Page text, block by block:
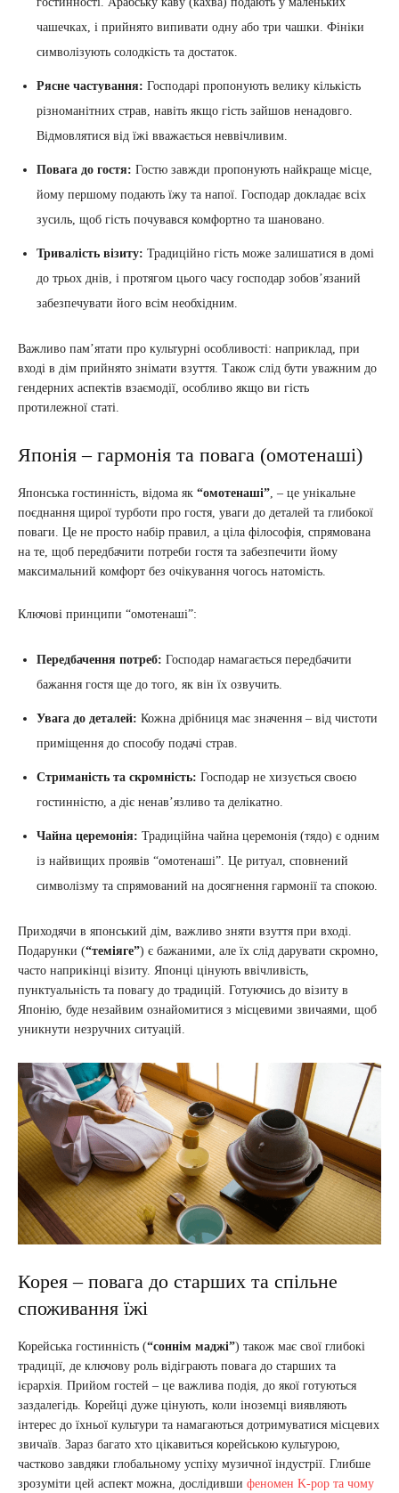
чашечках, і прийнято випивати одну або три чашки. Фініки
символізують солодкість та достаток.
Рясне частування: Господарі пропонують велику кількість
різноманітних страв, навіть якщо гість зайшов ненадовго.
Відмовлятися від їжі вважається неввічливим.
Повага до гостя: Гостю завжди пропонують найкраще місце,
йому першому подають їжу та напої. Господар докладає всіх
зусиль, щоб гість почувався комфортно та шановано.
Тривалість візиту: Традиційно гість може залишатися в домі
до трьох днів, і протягом цього часу господар зобов’язаний
забезпечувати його всім необхідним.
Важливо пам’ятати про культурні особливості: наприклад, при
вході в дім прийнято знімати взуття. Також слід бути уважним до
гендерних аспектів взаємодії, особливо якщо ви гість
протилежної статі.
Японія – гармонія та повага (омотенаші)
Японська гостинність, відома як “омотенаші”, – це унікальне
поєднання щирої турботи про гостя, уваги до деталей та глибокої
поваги. Це не просто набір правил, а ціла філософія, спрямована
на те, щоб передбачити потреби гостя та забезпечити йому
максимальний комфорт без очікування чогось натомість.
Ключові принципи “омотенаші”:
Передбачення потреб: Господар намагається передбачити
бажання гостя ще до того, як він їх озвучить.
Увага до деталей: Кожна дрібниця має значення – від чистоти
приміщення до способу подачі страв.
Стриманість та скромність: Господар не хизується своєю
гостинністю, а діє ненав’язливо та делікатно.
Чайна церемонія: Традиційна чайна церемонія (тядо) є одним
із найвищих проявів “омотенаші”. Це ритуал, сповнений
символізму та спрямований на досягнення гармонії та спокою.
Приходячи в японський дім, важливо зняти взуття при вході.
Подарунки (“теміяге”) є бажаними, але їх слід дарувати скромно,
часто наприкінці візиту. Японці цінують ввічливість,
пунктуальність та повагу до традицій. Готуючись до візиту в
Японію, буде незайвим ознайомитися з місцевими звичаями, щоб
уникнути незручних ситуацій.
Корея – повага до старших та спільне
споживання їжі
Корейська гостинність (“соннім маджі”) також має свої глибокі
традиції, де ключову роль відіграють повага до старших та
ієрархія. Прийом гостей – це важлива подія, до якої готуються
заздалегідь. Корейці дуже цінують, коли іноземці виявляють
інтерес до їхньої культури та намагаються дотримуватися місцевих
звичаїв. Зараз багато хто цікавиться корейською культурою,
частково завдяки глобальному успіху музичної індустрії. Глибше
зрозуміти цей аспект можна, дослідивши феномен K-pop та чому